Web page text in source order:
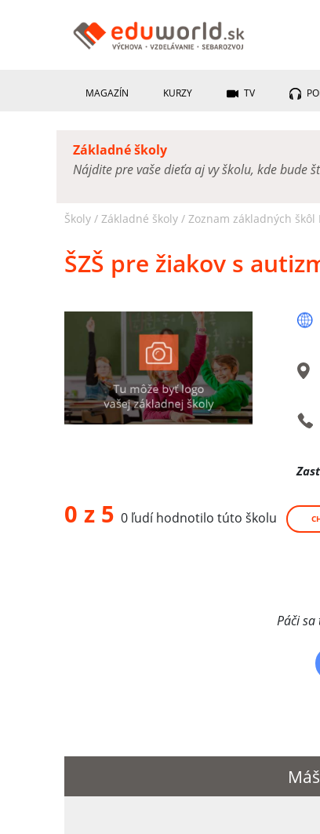
MAGAZÍN KURZY TV
Základné školy
Nájdite pre vaše dieťa aj vy školu, kde bude
Školy / Základné školy / Zoznam základných
ŠZŠ pre žiakov s
0 z 5 0 ľudí hodnotilo túto školu
Páči